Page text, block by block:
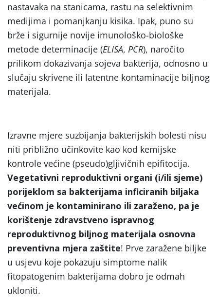
nastavaka na stanicama, rastu na selektivnim
medijima i pomanjkanju kisika. Ipak, puno su
brže i sigurnije novije imunološko-biološke
metode determinacije (ELISA, PCR), naročito
prilikom dokazivanja sojeva bakterija, odnosno u
slučaju skrivene ili latentne kontaminacije biljnog
materijala.
Izravne mjere suzbijanja bakterijskih bolesti nisu
niti približno učinkovite kao kod kemijske
kontrole većine (pseudo)gljivičnih epifitocija.
Vegetativni reproduktivni organi (i/ili sjeme)
porijeklom sa bakterijama inficiranih biljaka
većinom je kontaminirano ili zaraženo, pa je
korištenje zdravstveno ispravnog
reproduktivnog biljnog materijala osnovna
preventivna mjera zaštite! Prve zaražene biljke
u usjevu koje pokazuju simptome nalik
fitopatogenim bakterijama dobro je odmah
ukloniti.